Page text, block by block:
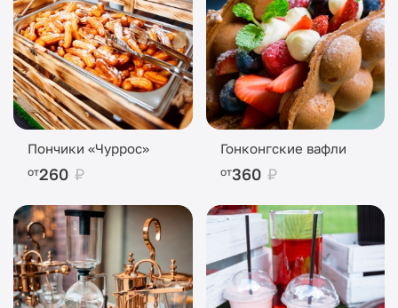
Пончики «Чуррос»
от260 ₽
Гонконгские вафли
от360 ₽